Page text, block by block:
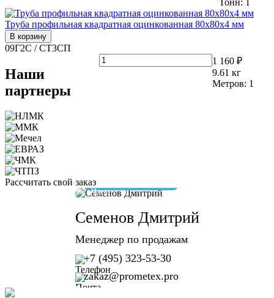
Труба профильная квадратная оцинкованная 80х80х4 мм
В корзину
09Г2С / СТ3СП
1 160 ₽
9.61 кг
Метров: 1
Наши
партнеры
Рассчитать свой заказ
Семенов Дмитрий
Менеджер по продажам
+7 (495) 323-53-30
zakaz@prometex.pro